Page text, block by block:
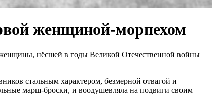
женщиной-морпехом
нёсшей в годы Великой Отечественной войны
стальным характером, безмерной отвагой и
марш-броски, и воодушевляла на подвиги своим